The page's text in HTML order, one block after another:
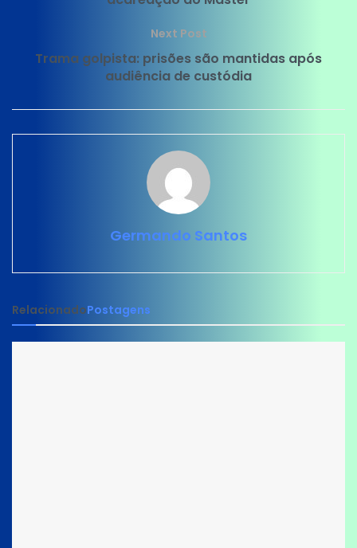
Next Post
Trama golpista: prisões são mantidas após
audiência de custódia
Germando Santos
RelacionadoPostagens